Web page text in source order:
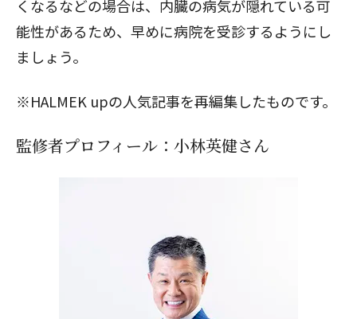
くなるなどの場合は、内臓の病気が隠れている可
能性があるため、早めに病院を受診するようにし
ましょう。
※HALMEK upの人気記事を再編集したものです。
監修者プロフィール：小林英健さん